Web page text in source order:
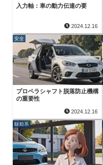
入力軸：車の動力伝達の要
2024.12.16
安全
プロペラシャフト脱落防止機構
の重要性
2024.12.16
駆動系